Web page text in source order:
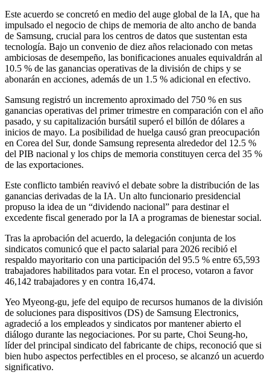
Este acuerdo se concretó en medio del auge global de la IA, que ha
impulsado el negocio de chips de memoria de alto ancho de banda
de Samsung, crucial para los centros de datos que sustentan esta
tecnología. Bajo un convenio de diez años relacionado con metas
ambiciosas de desempeño, las bonificaciones anuales equivaldrán al
10.5 % de las ganancias operativas de la división de chips y se
abonarán en acciones, además de un 1.5 % adicional en efectivo.
Samsung registró un incremento aproximado del 750 % en sus
ganancias operativas del primer trimestre en comparación con el año
pasado, y su capitalización bursátil superó el billón de dólares a
inicios de mayo. La posibilidad de huelga causó gran preocupación
en Corea del Sur, donde Samsung representa alrededor del 12.5 %
del PIB nacional y los chips de memoria constituyen cerca del 35 %
de las exportaciones.
Este conflicto también reavivó el debate sobre la distribución de las
ganancias derivadas de la IA. Un alto funcionario presidencial
propuso la idea de un “dividendo nacional” para destinar el
excedente fiscal generado por la IA a programas de bienestar social.
Tras la aprobación del acuerdo, la delegación conjunta de los
sindicatos comunicó que el pacto salarial para 2026 recibió el
respaldo mayoritario con una participación del 95.5 % entre 65,593
trabajadores habilitados para votar. En el proceso, votaron a favor
46,142 trabajadores y en contra 16,474.
Yeo Myeong-gu, jefe del equipo de recursos humanos de la división
de soluciones para dispositivos (DS) de Samsung Electronics,
agradeció a los empleados y sindicatos por mantener abierto el
diálogo durante las negociaciones. Por su parte, Choi Seung-ho,
líder del principal sindicato del fabricante de chips, reconoció que si
bien hubo aspectos perfectibles en el proceso, se alcanzó un acuerdo
significativo.